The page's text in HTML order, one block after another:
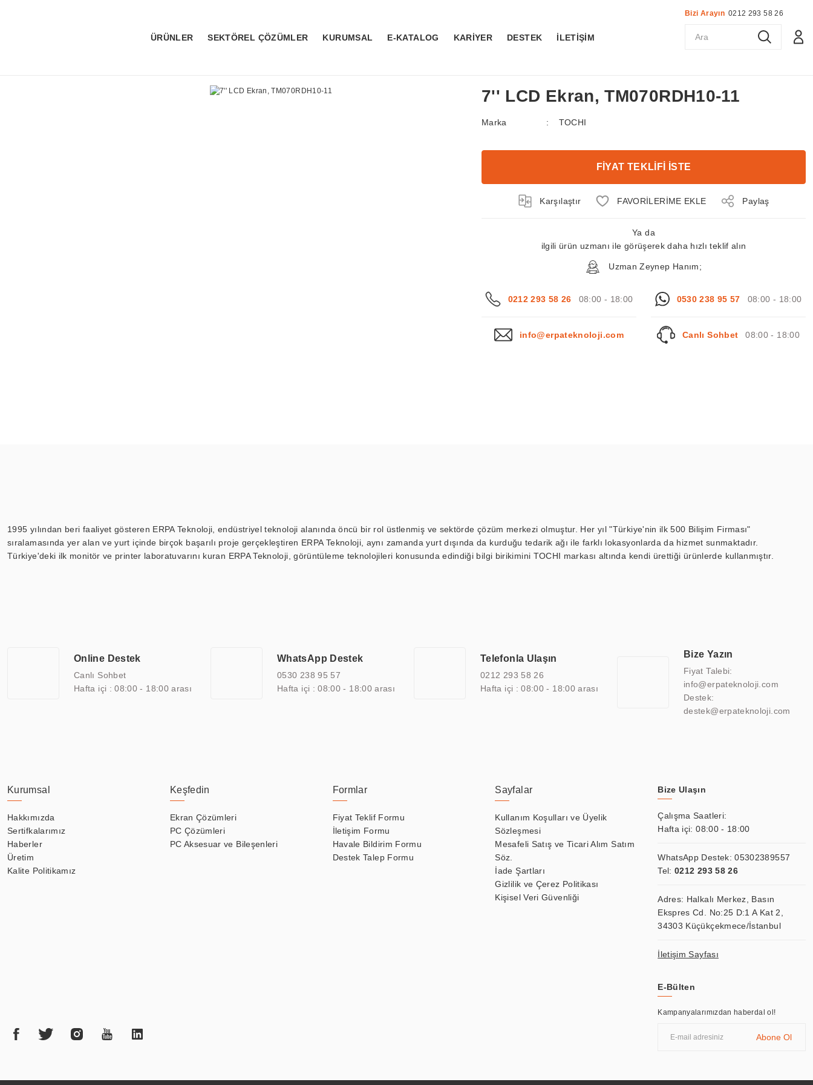
ÜRÜNLER SEKTÖREL ÇÖZÜMLER KURUMSAL E-KATALOG KARİYER DESTEK İLETİŞİM
Bizi Arayın 0212 293 58 26
7'' LCD Ekran, TM070RDH10-11
Marka TOCHI
FİYAT TEKLİFİ İSTE
Karşılaştır Paylaş
Ya da
ilgili ürün uzmanı ile görüşerek daha hızlı teklif alın
Uzman Zeynep Hanım;
0212 293 58 26 08:00 - 18:00 0530 238 95 57 08:00 - 18:00
info@erpateknoloji.com Canlı Sohbet 08:00 - 18:00
1995 yılından beri faaliyet gösteren ERPA Teknoloji, endüstriyel teknoloji alanında öncü bir rol üstlenmiş ve sektörde çözüm merkezi olmuştur. Her yıl "Türkiye'nin ilk 500 Bilişim Firması"
sıralamasında yer alan ve yurt içinde birçok başarılı proje gerçekleştiren ERPA Teknoloji, aynı zamanda yurt dışında da kurduğu tedarik ağı ile farklı lokasyonlarda da hizmet sunmaktadır.
Türkiye'deki ilk monitör ve printer laboratuvarını kuran ERPA Teknoloji, görüntüleme teknolojileri konusunda edindiği bilgi birikimini TOCHI markası altında kendi ürettiği ürünlerde kullanmıştır.
arasında yer almaktadır. ERPA Teknoloji, uluslararası standartlarda kalite belgelerine ve sertifikalara sahip olup, etik değerlere bağlı bir şekilde hareket etmektedir. Kaliteli ekipmanı, uzman kadroları,
yılların getirdiği bilgi ve tecrübe ile birleştiren ERPA Teknoloji, özel çözümleri ile iş ortaklarının öne çıkmasına ve sürekli gelişimine katkı sağlamaktadır.
Online Destek
Canlı Sohbet
Hafta içi : 08:00 - 18:00 arası
WhatsApp Destek
0530 238 95 57
Hafta içi : 08:00 - 18:00 arası
Telefonla Ulaşın
0212 293 58 26
Hafta içi : 08:00 - 18:00 arası
Bize Yazın
Fiyat Talebi:
info@erpateknoloji.com
Destek:
destek@erpateknoloji.com
Kurumsal
Hakkımızda
Sertifkalarımız
Haberler
Üretim
Kalite Politikamız
Keşfedin
Ekran Çözümleri
PC Çözümleri
PC Aksesuar ve Bileşenleri
Formlar
Fiyat Teklif Formu
İletişim Formu
Havale Bildirim Formu
Destek Talep Formu
Sayfalar
Kullanım Koşulları ve Üyelik
Sözleşmesi
Mesafeli Satış ve Ticari Alım Satım
Söz.
İade Şartları
Gizlilik ve Çerez Politikası
Kişisel Veri Güvenliği
Bize Ulaşın
Çalışma Saatleri:
Hafta içi: 08:00 - 18:00
WhatsApp Destek:05302389557
Tel: 0212 293 58 26
Adres: Halkalı Merkez, Basın
Ekspres Cd. No:25 D:1 A Kat 2,
34303 Küçükçekmece/İstanbul
İletişim Sayfası
E-Bülten
Kampanyalarımızdan haberdal ol!
Abone Ol